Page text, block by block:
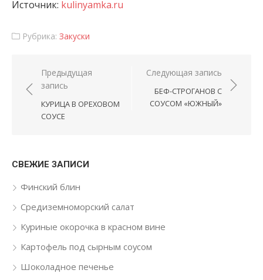
Источник: kulinyamka.ru
Рубрика: Закуски
Навигация по записям
Предыдущая
запись
КУРИЦА В ОРЕХОВОМ
СОУСЕ
Следующая запись
БЕФ-СТРОГАНОВ С
СОУСОМ «ЮЖНЫЙ»
СВЕЖИЕ ЗАПИСИ
Финский блин
Средиземноморский салат
Куриные окорочка в красном вине
Картофель под сырным соусом
Шоколадное печенье